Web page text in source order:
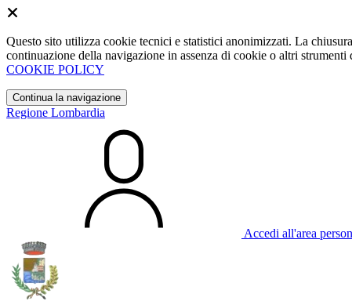
Questo sito utilizza cookie tecnici e statistici anonimizzati. La
continuazione della navigazione in assenza di cookie o altri
COOKIE POLICY
Continua la navigazione
Regione Lombardia
Accedi all'area